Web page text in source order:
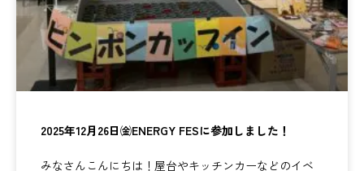
2025年12月26日㈮ENERGY FESに参加しました！
みなさんこんにちは！屋台やキッチンカーなどのイベ